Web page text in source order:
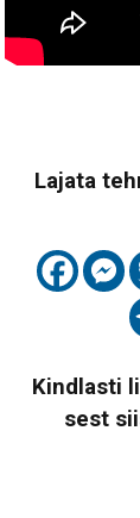
Lajata
Kindlasti
sest